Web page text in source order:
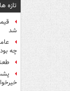
تازه
شد
چه